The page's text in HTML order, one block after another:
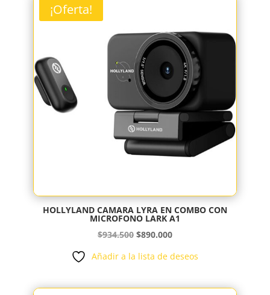
¡Oferta!
HOLLYLAND CAMARA LYRA EN COMBO CON
MICROFONO LARK A1
$934.500 El
$890.000El
Añadir a la lista de deseos